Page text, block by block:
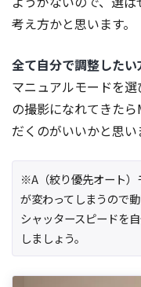
考え方かと思います。
全て自分で調整したい
マニュアルモードを
の撮影になれてきた
だくのがいいかと思い
※A（絞り優先オート）
が変わってしまうので
シャッタースピードを
しましょう。